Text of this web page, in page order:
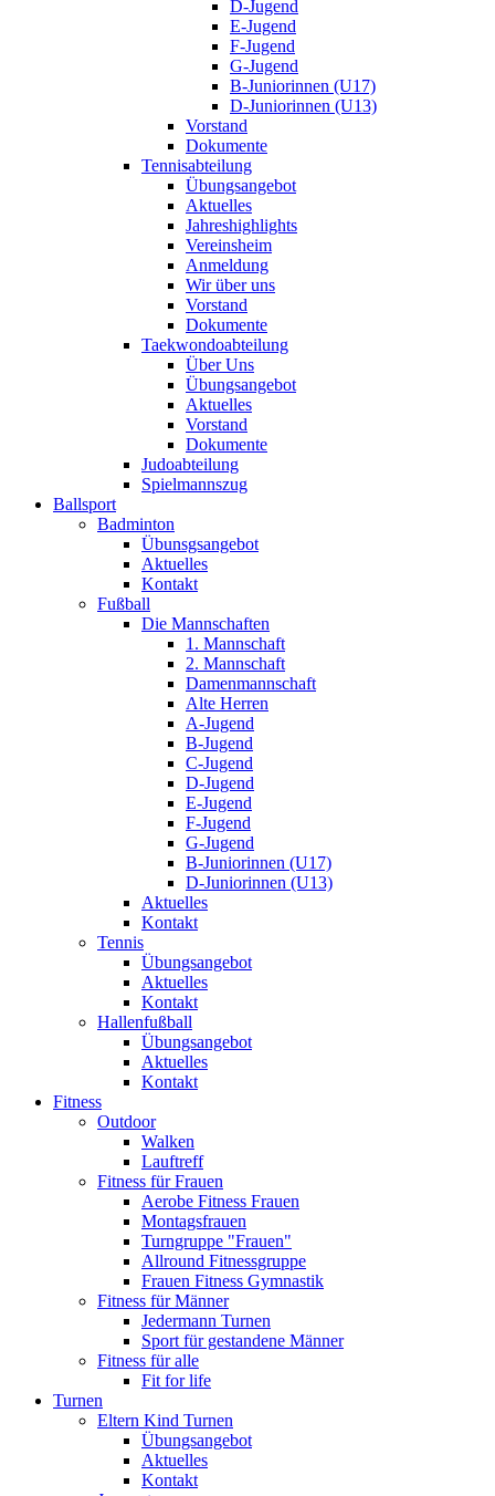
D-Jugend
E-Jugend
F-Jugend
G-Jugend
B-Juniorinnen (U17)
D-Juniorinnen (U13)
Vorstand
Dokumente
Tennisabteilung
Übungsangebot
Aktuelles
Jahreshighlights
Vereinsheim
Anmeldung
Wir über uns
Vorstand
Dokumente
Taekwondoabteilung
Über Uns
Übungsangebot
Aktuelles
Vorstand
Dokumente
Judoabteilung
Spielmannszug
Ballsport
Badminton
Übunsgsangebot
Aktuelles
Kontakt
Fußball
Die Mannschaften
1. Mannschaft
2. Mannschaft
Damenmannschaft
Alte Herren
A-Jugend
B-Jugend
C-Jugend
D-Jugend
E-Jugend
F-Jugend
G-Jugend
B-Juniorinnen (U17)
D-Juniorinnen (U13)
Aktuelles
Kontakt
Tennis
Übungsangebot
Aktuelles
Kontakt
Hallenfußball
Übungsangebot
Aktuelles
Kontakt
Fitness
Outdoor
Walken
Lauftreff
Fitness für Frauen
Aerobe Fitness Frauen
Montagsfrauen
Turngruppe "Frauen"
Allround Fitnessgruppe
Frauen Fitness Gymnastik
Fitness für Männer
Jedermann Turnen
Sport für gestandene Männer
Fitness für alle
Fit for life
Turnen
Eltern Kind Turnen
Übungsangebot
Aktuelles
Kontakt